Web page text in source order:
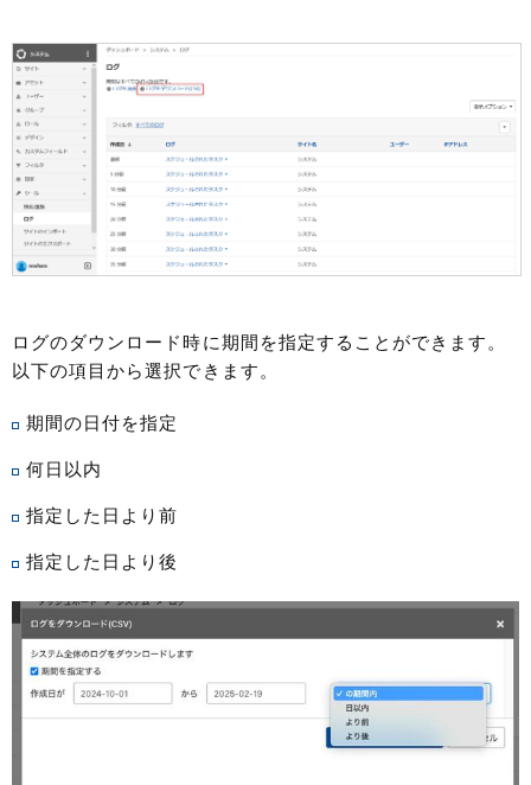
ログのダウンロード時に期間を指定することができます。
以下の項目から選択できます。
期間の日付を指定
何日以内
指定した日より前
指定した日より後